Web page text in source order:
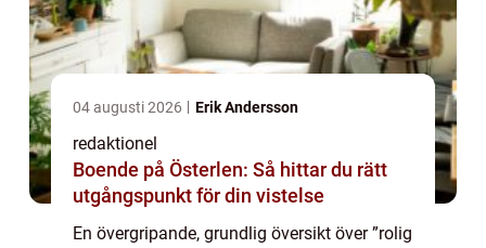
04 augusti 2026 Erik Andersson
redaktionel
Boende på Österlen: Så hittar du rätt
utgångspunkt för din vistelse
En övergripande, grundlig översikt över ”rolig